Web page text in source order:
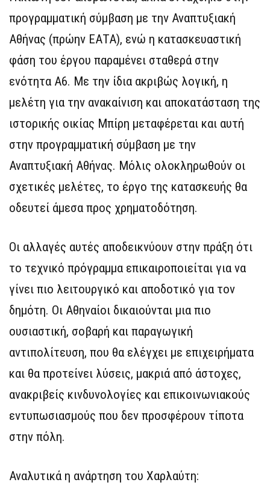
προγραμματική σύμβαση με την Αναπτυξιακή
Αθήνας (πρώην ΕΑΤΑ), ενώ η κατασκευαστική
φάση του έργου παραμένει σταθερά στην
ενότητα Α6. Με την ίδια ακριβώς λογική, η
μελέτη για την ανακαίνιση και αποκατάσταση της
ιστορικής οικίας Μπίρη μεταφέρεται και αυτή
στην προγραμματική σύμβαση με την
Αναπτυξιακή Αθήνας. Μόλις ολοκληρωθούν οι
σχετικές μελέτες, το έργο της κατασκευής θα
οδευτεί άμεσα προς χρηματοδότηση.
Οι αλλαγές αυτές αποδεικνύουν στην πράξη ότι
το τεχνικό πρόγραμμα επικαιροποιείται για να
γίνει πιο λειτουργικό και αποδοτικό για τον
δημότη. Οι Αθηναίοι δικαιούνται μια πιο
ουσιαστική, σοβαρή και παραγωγική
αντιπολίτευση, που θα ελέγχει με επιχειρήματα
και θα προτείνει λύσεις, μακριά από άστοχες,
ανακριβείς κινδυνολογίες και επικοινωνιακούς
εντυπωσιασμούς που δεν προσφέρουν τίποτα
στην πόλη.
Αναλυτικά η ανάρτηση του Χαρλαύτη: